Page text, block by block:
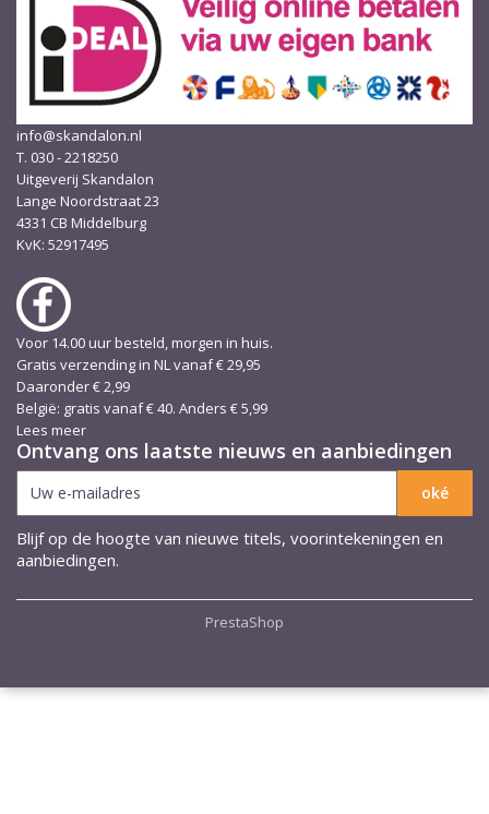
info@skandalon.nl
T. 030 - 2218250
Uitgeverij Skandalon
Lange Noordstraat 23
4331 CB Middelburg
KvK: 52917495
Voor 14.00 uur besteld, morgen in huis.
Gratis verzending in NL vanaf € 29,95
Daaronder € 2,99
België: gratis vanaf € 40. Anders € 5,99
Lees meer
Ontvang ons laatste nieuws en aanbiedingen
Blijf op de hoogte van nieuwe titels, voorintekeningen en
aanbiedingen.
PrestaShop